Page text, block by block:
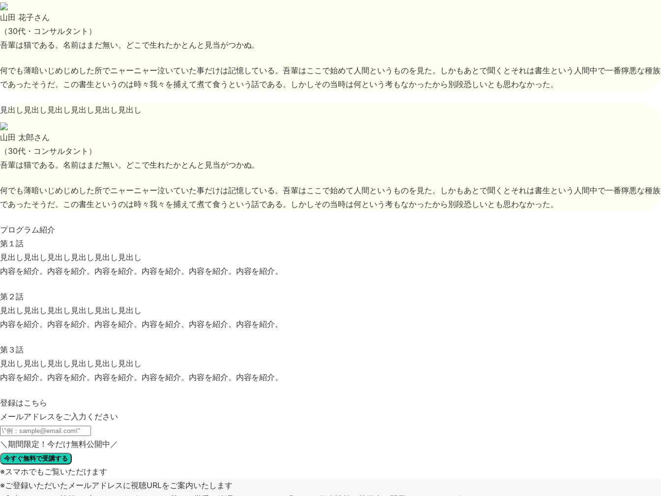
山田 花子さん
（30代・コンサルタント）
吾輩は猫である。名前はまだ無い。どこで生れたかとんと見当がつかぬ。
何でも薄暗いじめじめした所でニャーニャー泣いていた事だけは記憶している。吾輩はここで始めて人間というものを見た。しかもあとで聞くとそれは書生という人間中で一番獰悪な種族
であったそうだ。この書生というのは時々我々を捕えて煮て食うという話である。しかしその当時は何という考もなかったから別段恐しいとも思わなかった。
見出し見出し見出し見出し見出し見出し
山田 太郎さん
（30代・コンサルタント）
吾輩は猫である。名前はまだ無い。どこで生れたかとんと見当がつかぬ。
何でも薄暗いじめじめした所でニャーニャー泣いていた事だけは記憶している。吾輩はここで始めて人間というものを見た。しかもあとで聞くとそれは書生という人間中で一番獰悪な種族
であったそうだ。この書生というのは時々我々を捕えて煮て食うという話である。しかしその当時は何という考もなかったから別段恐しいとも思わなかった。
プログラム紹介
第１話
見出し見出し見出し見出し見出し見出し
内容を紹介。内容を紹介。内容を紹介。内容を紹介。内容を紹介。内容を紹介。
第２話
見出し見出し見出し見出し見出し見出し
内容を紹介。内容を紹介。内容を紹介。内容を紹介。内容を紹介。内容を紹介。
第３話
見出し見出し見出し見出し見出し見出し
内容を紹介。内容を紹介。内容を紹介。内容を紹介。内容を紹介。内容を紹介。
登録はこちら
メールアドレスをご入力ください
＼ 期間限定！今だけ無料公開中 ／
今すぐ無料で受講する
※スマホでもご覧いただけます
※ご登録いただいたメールアドレスに視聴URLをご案内いたします